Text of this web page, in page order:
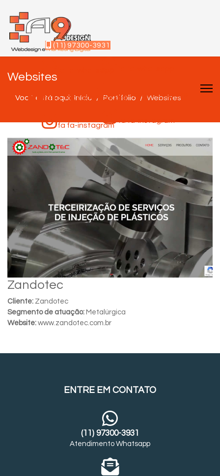
(11) 97300-3931
fa fa-facebook-square
fa fa-instagram
fa fa-facebook-square
Websites
Você está aqui: Início Portifólio Websites
Zandotec
Cliente: Zandotec
Segmento de atuação: Metalúrgica
Website: www.zandotec.com.br
ENTRE EM CONTATO
(11) 97300-3931
Atendimento Whatsapp